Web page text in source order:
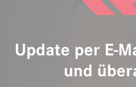
Update per E-
und